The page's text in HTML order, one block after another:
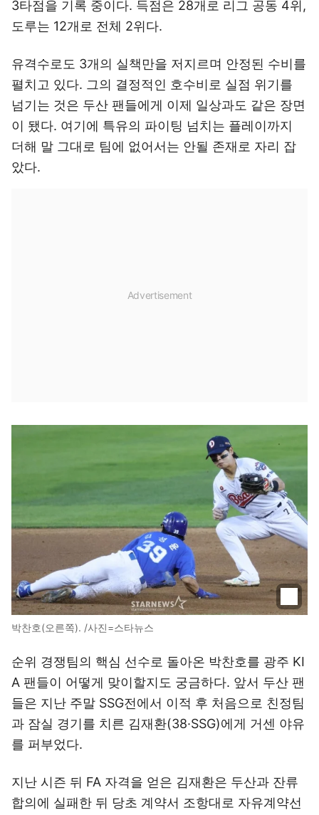
3타점을 기록 중이다. 득점은 28개로 리그 공동 4위,
도루는 12개로 전체 2위다.
유격수로도 3개의 실책만을 저지르며 안정된 수비를
펼치고 있다. 그의 결정적인 호수비로 실점 위기를
넘기는 것은 두산 팬들에게 이제 일상과도 같은 장면
이 됐다. 여기에 특유의 파이팅 넘치는 플레이까지
더해 말 그대로 팀에 없어서는 안될 존재로 자리 잡
았다.
박찬호(오른쪽). /사진=스타뉴스
순위 경쟁팀의 핵심 선수로 돌아온 박찬호를 광주 KI
A 팬들이 어떻게 맞이할지도 궁금하다. 앞서 두산 팬
들은 지난 주말 SSG전에서 이적 후 처음으로 친정팀
과 잠실 경기를 치른 김재환(38·SSG)에게 거센 야유
를 퍼부었다.
지난 시즌 뒤 FA 자격을 얻은 김재환은 두산과 잔류
합의에 실패한 뒤 당초 계약서 조항대로 자유계약선